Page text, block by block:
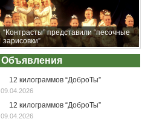
“Контрасты” представили “песочные
зарисовки”
Объявления
12 килограммов “ДоброТы”
09.04.2026
12 килограммов “ДоброТы”
09.04.2026